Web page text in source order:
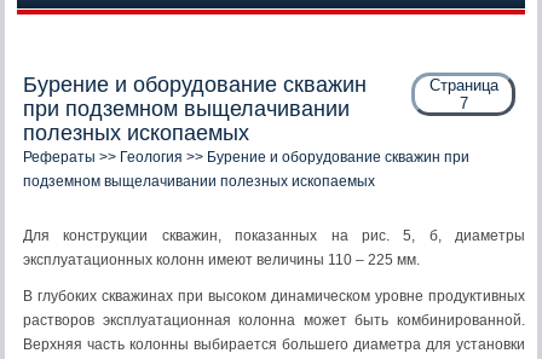
Страница
7
Бурение и оборудование скважин
при подземном выщелачивании
полезных ископаемых
Рефераты >> Геология >> Бурение и оборудование скважин при
подземном выщелачивании полезных ископаемых
Для конструкции скважин, показанных на рис. 5, б, диаметры
эксплуатационных колонн имеют величины 110 – 225 мм.
В глубоких скважинах при высоком динамическом уровне продуктивных
растворов эксплуатационная колонна может быть комбинированной.
Верхняя часть колонны выбирается большего диаметра для установки